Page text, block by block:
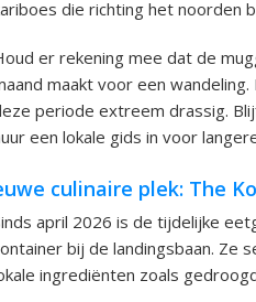
die richting het noorden
er rekening mee dat de
maakt voor een
periode extreem drassig.
een lokale gids in voor
culinaire plek: The
april 2026 is de tijdelijke
bij de landingsbaan. Ze
ingrediënten zoals